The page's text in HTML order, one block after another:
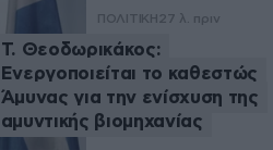
ΠΟΛΙΤΙΚΗ27 λ. πριν
Τ. Θεοδωρικάκος:
Ενεργοποιείται το καθεστώς
Άμυνας για την ενίσχυση της
αμυντικής βιομηχανίας